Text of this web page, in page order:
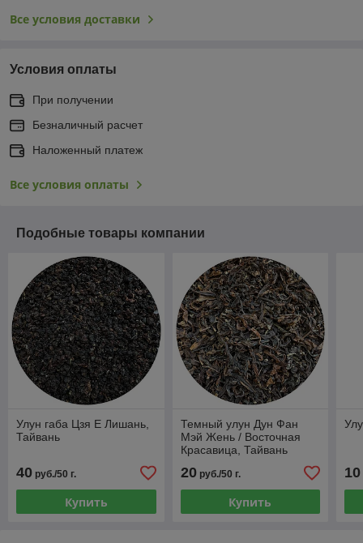
Все условия доставки
Условия оплаты
При получении
Безналичный расчет
Наложенный платеж
Все условия оплаты
Подобные товары компании
Улун габа Цзя Е Лишань,
Тайвань
40 руб./50 г.
Купить
Темный улун Дун Фан
Мэй Жень / Восточная
Красавица, Тайвань
20руб./50 г.
Купить
10